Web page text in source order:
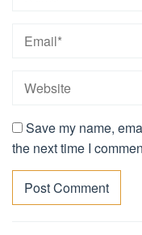
Save my name,
the next time I